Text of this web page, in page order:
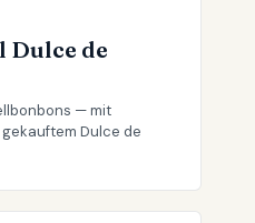
Dulce de
— mit
Dulce de